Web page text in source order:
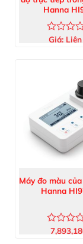
Hanna
Được
Giá:
Máy đo màu
Hanna
Được